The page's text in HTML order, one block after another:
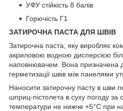
УФУ стійкість 8 балів
Горючість Г1
ЗАТИРОЧНА ПАСТА ДЛЯ ШВІВ
Затирочна паста, яку виробляє
акриловою водною дисперсією
наповнювачем. Вона призначена
герметизації швів між панелями
Наносити затирочну пасту в шви
шприц-пістолета в суху погоду за
температури не нижче +5°С при